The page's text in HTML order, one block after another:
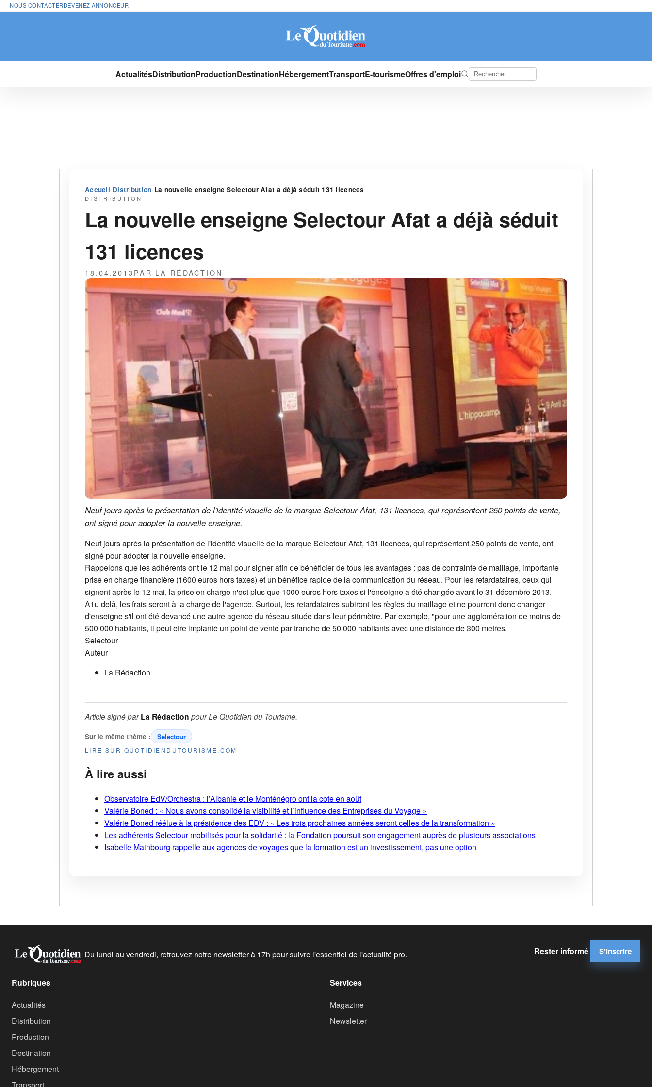
NOUS CONTACTERDEVENEZ ANNONCEUR
ActualitésDistributionProductionDestinationHébergementTransportE-tourismeOffres d'emploi
Accueil›Distribution› La nouvelle enseigne Selectour Afat a déjà séduit 131 licences
DISTRIBUTION
La nouvelle enseigne Selectour Afat a déjà séduit
131 licences
18.04.2013PAR LA RÉDACTION
Neuf jours après la présentation de l'identité visuelle de la marque Selectour Afat, 131 licences, qui représentent 250 points de vente,
ont signé pour adopter la nouvelle enseigne.
Neuf jours après la présentation de l'identité visuelle de la marque Selectour Afat, 131 licences, qui représentent 250 points de vente, ont
signé pour adopter la nouvelle enseigne.
Rappelons que les adhérents ont le 12 mai pour signer afin de bénéficier de tous les avantages : pas de contrainte de maillage, importante
prise en charge financière (1600 euros hors taxes) et un bénéfice rapide de la communication du réseau. Pour les retardataires, ceux qui
signent après le 12 mai, la prise en charge n'est plus que 1000 euros hors taxes si l'enseigne a été changée avant le 31 décembre 2013.
A1u delà, les frais seront à la charge de l'agence. Surtout, les retardataires subiront les règles du maillage et ne pourront donc changer
d'enseigne s'il ont été devancé une autre agence du réseau située dans leur périmètre. Par exemple, "pour une agglomération de moins de
500 000 habitants, il peut être implanté un point de vente par tranche de 50 000 habitants avec une distance de 300 mètres.
Selectour
Auteur
La Rédaction
Article signé parLa Rédaction pourLe Quotidien du Tourisme.
Sur le même thème : Selectour
LIRE SUR QUOTIDIENDUTOURISME.COM
À lire aussi
Observatoire EdV/Orchestra : l’Albanie et le Monténégro ont la cote en août
Valérie Boned : « Nous avons consolidé la visibilité et l’influence des Entreprises du Voyage »
Valérie Boned réélue à la présidence des EDV : « Les trois prochaines années seront celles de la transformation »
Les adhérents Selectour mobilisés pour la solidarité : la Fondation poursuit son engagement auprès de plusieurs associations
Isabelle Mainbourg rappelle aux agences de voyages que la formation est un investissement, pas une option
Du lundi au vendredi, retrouvez notre newsletter à 17h pour suivre l'essentiel de l'actualité pro. Rester informé S'inscrire
Rubriques
Actualités
Distribution
Production
Destination
Hébergement
Services
Magazine
Newsletter